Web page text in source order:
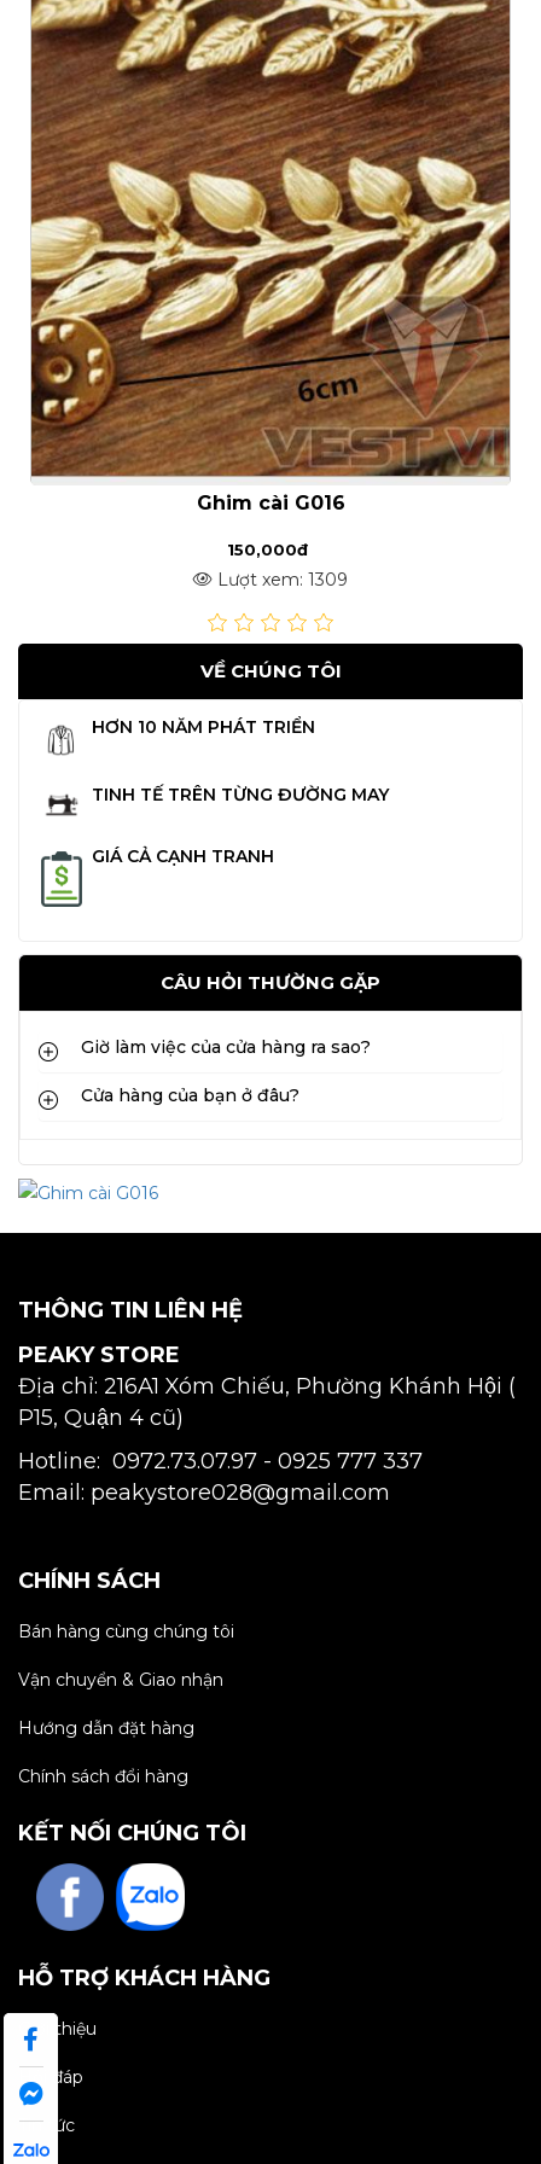
- Hotline: 093.862.0261 -
0925.777.337
- Giờ mở cửa:
11:00 - 21:00
- Địa Chỉ:151 NGÔ
QUYỀN. F6. QUẬN 10.
Ghim cài G016
150,000đ
Lượt xem: 1309
VỀ CHÚNG TÔI
HƠN 10 NĂM PHÁT TRIỂN
TINH TẾ TRÊN TỪNG ĐƯỜNG MAY
GIÁ CẢ CẠNH TRANH
CÂU HỎI THƯỜNG GẶP
Giờ làm việc của cửa hàng ra sao?
Cửa hàng của bạn ở đâu?
THÔNG TIN LIÊN HỆ
PEAKY STORE
Địa chỉ: 216A1 Xóm Chiếu, Phường Khánh Hội (
P15, Quận 4 cũ)
Hotline: 0972.73.07.97 - 0925 777 337
Email: peakystore028@gmail.com
CHÍNH SÁCH
Bán hàng cùng chúng tôi
Vận chuyển & Giao nhận
Hướng dẫn đặt hàng
Chính sách đổi hàng
KẾT NỐI CHÚNG TÔI
HỖ TRỢ KHÁCH HÀNG
Giới thiệu
Hỏi đáp
Tin tức